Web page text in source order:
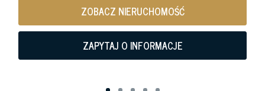
ZOBACZ NIERUCHOMOŚĆ
ZAPYTAJ O INFORMACJE